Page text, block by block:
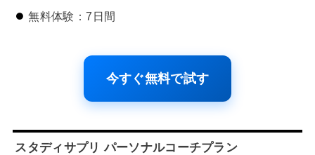
無料体験：7日間
今すぐ無料で試す
スタディサプリ パーソナルコーチプラン